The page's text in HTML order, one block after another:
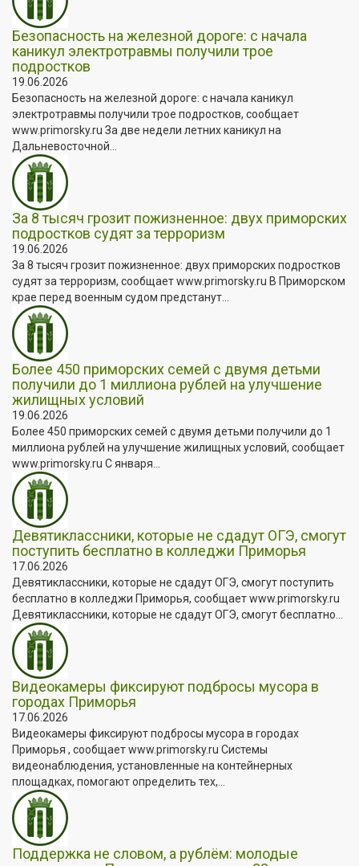
Безопасность на железной дороге: с начала
каникул электротравмы получили трое
подростков
19.06.2026
Безопасность на железной дороге: с начала каникул
электротравмы получили трое подростков, сообщает
www.primorsky.ru За две недели летних каникул на
Дальневосточной...
За 8 тысяч грозит пожизненное: двух приморских
подростков судят за терроризм
19.06.2026
За 8 тысяч грозит пожизненное: двух приморских подростков
судят за терроризм, сообщает www.primorsky.ru В Приморском
крае перед военным судом предстанут...
Более 450 приморских семей с двумя детьми
получили до 1 миллиона рублей на улучшение
жилищных условий
19.06.2026
Более 450 приморских семей с двумя детьми получили до 1
миллиона рублей на улучшение жилищных условий, сообщает
www.primorsky.ru С января...
Девятиклассники, которые не сдадут ОГЭ, смогут
поступить бесплатно в колледжи Приморья
17.06.2026
Девятиклассники, которые не сдадут ОГЭ, смогут поступить
бесплатно в колледжи Приморья, сообщает www.primorsky.ru
Девятиклассники, которые не сдадут ОГЭ, смогут бесплатно...
Видеокамеры фиксируют подбросы мусора в
городах Приморья
17.06.2026
Видеокамеры фиксируют подбросы мусора в городах
Приморья , сообщает www.primorsky.ru Системы
видеонаблюдения, установленные на контейнерных
площадках, помогают определить тех,...
Поддержка не словом, а рублём: молодые